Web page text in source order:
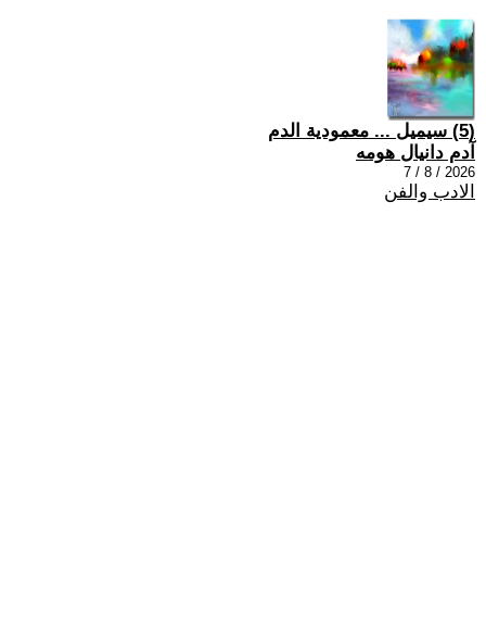
(5) سيميل ... معمودية الدم
آدم دانيال هومه
2026 / 8 / 7
الادب والفن